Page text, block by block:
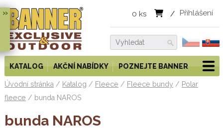
» Přihlášení
0 ks /
KATALOG AKČNÍ NABÍDKY POZNEJTE BANNER
Úvodní stránka / Katalog / Fleece / Fleece bundy / Polar
fleece / bunda NAROS
bunda NAROS